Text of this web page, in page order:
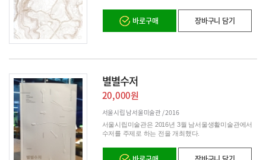
바로구매 장바구니 담기
별별수저
20,000원
서울시립 남서울미술관 /2016
서울시립미술관은 2016년 3월 남서울생활미술관에서
수저를 주제로 하는 전을 개최했다.